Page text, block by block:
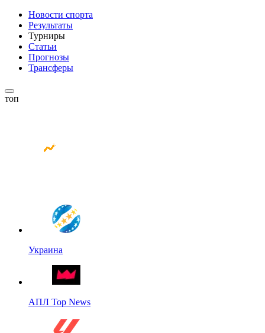
Новости спорта
Результаты
Турниры
Статьи
Прогнозы
Трансферы
топ
Украина
АПЛ Top News